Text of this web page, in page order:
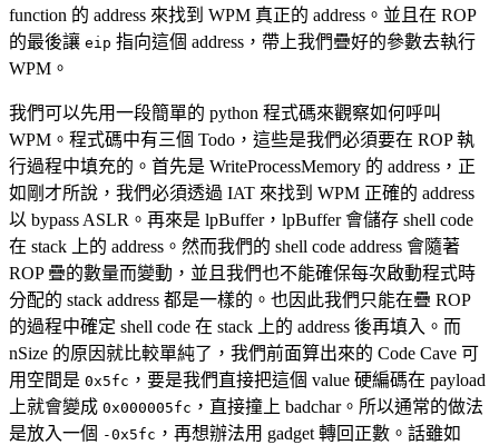
function 的 address 來找到 WPM 真正的 address。並且在 ROP
的最後讓 eip 指向這個 address，帶上我們疊好的參數去執行
WPM。
我們可以先用一段簡單的 python 程式碼來觀察如何呼叫
WPM。程式碼中有三個 Todo，這些是我們必須要在 ROP 執
行過程中填充的。首先是 WriteProcessMemory 的 address，正
如剛才所說，我們必須透過 IAT 來找到 WPM 正確的 address
以 bypass ASLR。再來是 lpBuffer，lpBuffer 會儲存 shell code
在 stack 上的 address。然而我們的 shell code address 會隨著
ROP 疊的數量而變動，並且我們也不能確保每次啟動程式時
分配的 stack address 都是一樣的。也因此我們只能在疊 ROP
的過程中確定 shell code 在 stack 上的 address 後再填入。而
nSize 的原因就比較單純了，我們前面算出來的 Code Cave 可
用空間是 0x5fc ，要是我們直接把這個 value 硬編碼在 payload
上就會變成 0x000005fc ，直接撞上 badchar。所以通常的做法
是放入一個 -0x5fc ，再想辦法用 gadget 轉回正數。話雖如